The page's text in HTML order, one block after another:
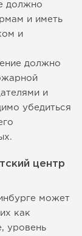
должно
и иметь
и
должно
и
убедиться
центр
может
как
уровень